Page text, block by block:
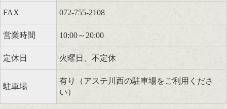
FAX 072-755-2108
営業時間 10:00～20:00
定休日 火曜日、不定休
駐車場
有り（アステ川西の駐車場をご利用くださ
い）